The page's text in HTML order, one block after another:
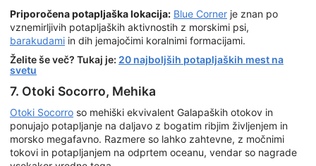
Priporočena potapljaška lokacija: Blue Corner je znan po
vznemirljivih potapljaških aktivnostih z morskimi psi,
barakudami in dih jemajočimi koralnimi formacijami.
Želite še več? Tukaj je: 20 najboljših potapljaških mest na
svetu
7. Otoki Socorro, Mehika
Otoki Socorro so mehiški ekvivalent Galapaških otokov in
ponujajo potapljanje na daljavo z bogatim ribjim življenjem in
morsko megafavno. Razmere so lahko zahtevne, z močnimi
tokovi in potapljanjem na odprtem oceanu, vendar so nagrade